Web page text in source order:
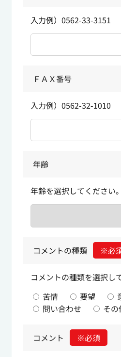
入力例）0562-33-3151
ＦＡＸ番号
入力例）0562-32-1010
年齢
年齢を選択してください。
コメントの種類 ※必
コメントの種類を選択し
苦情
要望
問い合わせ
その
コメント ※必須